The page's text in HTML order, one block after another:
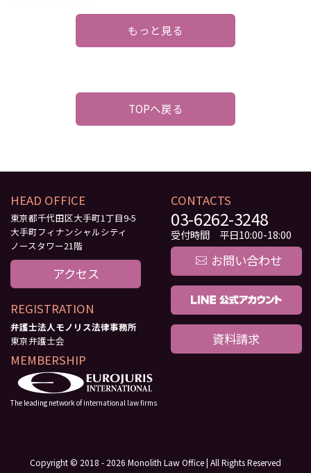
もっと見る
TOPへ戻る
HEAD OFFICE
東京都千代田区大手町1丁目9-5
大手町フィナンシャルシティ
ノースタワー21階
アクセス
REGISTRATION
弁護士法人モノリス法律事務所
東京弁護士会
MEMBERSHIP
The leading network of international law firms
CONTACTS
03-6262-3248
受付時間 平日10:00-18:00
お問い合わせ
資料請求
Copyright © 2018 - 2026 Monolith Law Office | All Rights Reserved